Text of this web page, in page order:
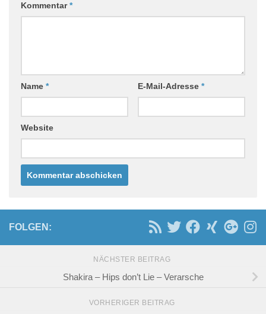
Kommentar*
Name * E-Mail-Adresse *
Website
FOLGEN:
NÄCHSTER BEITRAG
Shakira – Hips don’t Lie – Verarsche
VORHERIGER BEITRAG